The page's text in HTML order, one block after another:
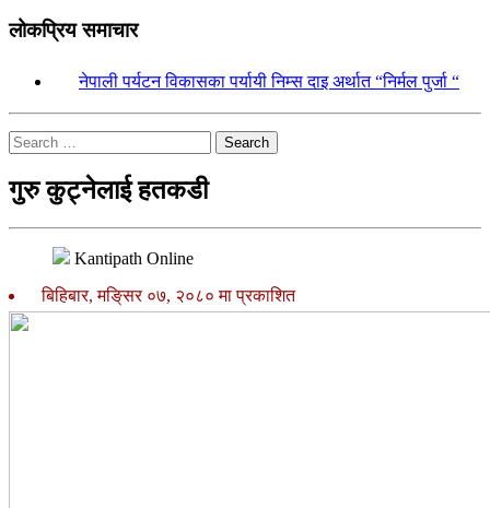
लोकप्रिय समाचार
नेपाली पर्यटन विकासका पर्यायी निम्स दाइ अर्थात “निर्मल पुर्जा “
Search
गुरु कुट्नेलाई हतकडी
Kantipath Online
बिहिबार, मङि्सर ०७, २०८० मा प्रकाशित